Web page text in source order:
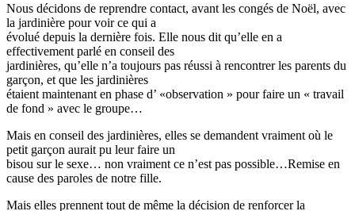
Nous décidons de reprendre contact, avant les congés de Noël, avec
la jardinière pour voir ce qui a
évolué depuis la dernière fois. Elle nous dit qu’elle en a
effectivement parlé en conseil des
jardinières, qu’elle n’a toujours pas réussi à rencontrer les parents du
garçon, et que les jardinières
étaient maintenant en phase d’ «observation » pour faire un « travail
de fond » avec le groupe…
Mais en conseil des jardinières, elles se demandent vraiment où le
petit garçon aurait pu leur faire un
bisou sur le sexe… non vraiment ce n’est pas possible…Remise en
cause des paroles de notre fille.
Mais elles prennent tout de même la décision de renforcer la